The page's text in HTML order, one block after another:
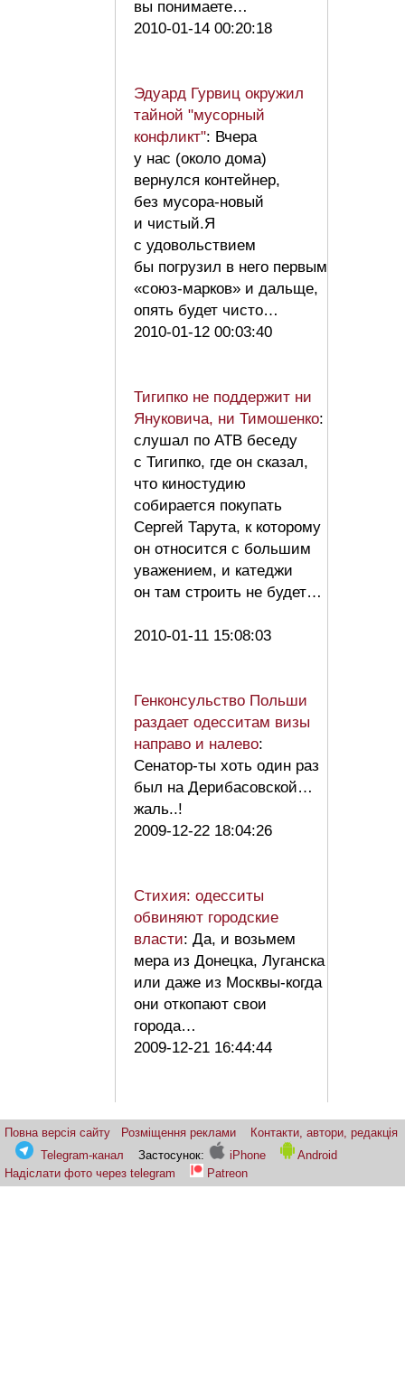
вы понимаете…
2010-01-14 00:20:18
Эдуард Гурвиц окружил
тайной "мусорный
конфликт": Вчера
у нас (около дома)
вернулся контейнер,
без мусора-новый
и чистый.Я
с удовольствием
бы погрузил в него первым
«союз-марков» и дальще,
опять будет чисто…
2010-01-12 00:03:40
Тигипко не поддержит ни
Януковича, ни Тимошенко:
слушал по АТВ беседу
с Тигипко, где он сказал,
что киностудию
собирается покупать
Сергей Тарута, к которому
он относится с большим
уважением, и катеджи
он там строить не будет…
2010-01-11 15:08:03
Генконсульство Польши
раздает одесситам визы
направо и налево:
Сенатор-ты хоть один раз
был на Дерибасовской…
жаль..!
2009-12-22 18:04:26
Стихия: одесситы
обвиняют городские
власти: Да, и возьмем
мера из Донецка, Луганска
или даже из Москвы-когда
они откопают свои
города…
2009-12-21 16:44:44
Повна версія сайту Розміщення реклами
Контакти, автори, редакція
Telegram-канал
Застосунок: iPhone
Android
Надіслати фото через telegram
Patreon